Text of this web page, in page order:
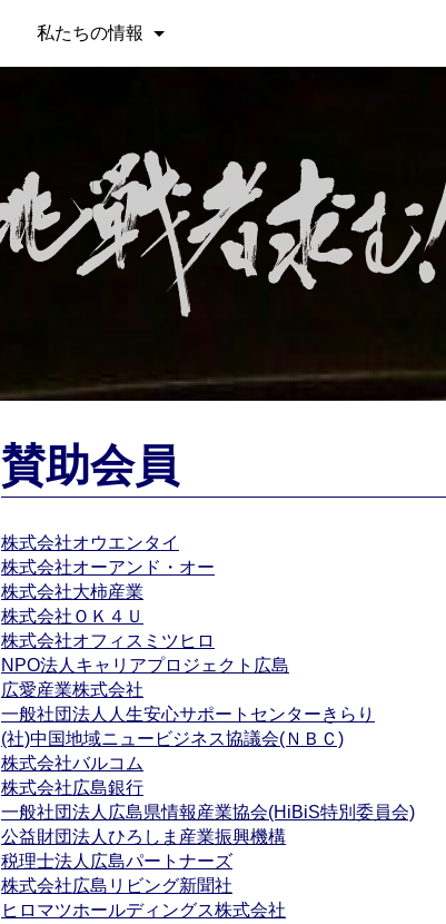
私たちの情報
賛助会員
株式会社オウエンタイ
株式会社オーアンド・オー
株式会社大柿産業
株式会社ＯＫ４Ｕ
株式会社オフィスミツヒロ
NPO法人キャリアプロジェクト広島
広愛産業株式会社
一般社団法人人生安心サポートセンターきらり
(社)中国地域ニュービジネス協議会(ＮＢＣ)
株式会社バルコム
株式会社広島銀行
一般社団法人広島県情報産業協会(HiBiS特別委員会)
公益財団法人ひろしま産業振興機構
税理士法人広島パートナーズ
株式会社広島リビング新聞社
ヒロマツホールディングス株式会社